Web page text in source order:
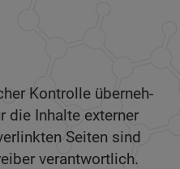
Kon­trol­le über­neh­
die In­hal­te ex­ter­ner
Sei­ten sind
ver­ant­wort­lich.